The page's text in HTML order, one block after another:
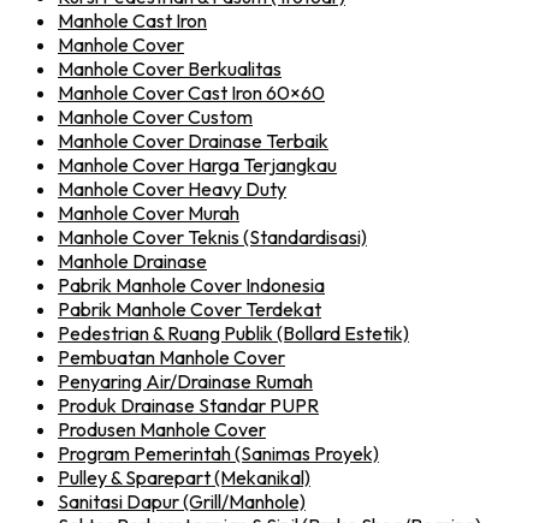
Manhole Cast Iron
Manhole Cover
Manhole Cover Berkualitas
Manhole Cover Cast Iron 60×60
Manhole Cover Custom
Manhole Cover Drainase Terbaik
Manhole Cover Harga Terjangkau
Manhole Cover Heavy Duty
Manhole Cover Murah
Manhole Cover Teknis (Standardisasi)
Manhole Drainase
Pabrik Manhole Cover Indonesia
Pabrik Manhole Cover Terdekat
Pedestrian & Ruang Publik (Bollard Estetik)
Pembuatan Manhole Cover
Penyaring Air/Drainase Rumah
Produk Drainase Standar PUPR
Produsen Manhole Cover
Program Pemerintah (Sanimas Proyek)
Pulley & Sparepart (Mekanikal)
Sanitasi Dapur (Grill/Manhole)